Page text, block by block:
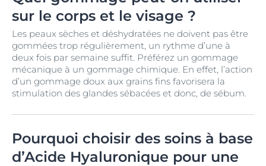
sur le corps et le visage ?
Les peaux sèches et déshydratées ne doivent pas être
gommées trop régulièrement, un rythme d’une à
deux fois par semaine suffit. Préférez un gommage
mécanique à un gommage chimique. En effet, l’action
d’un gommage doux aux grains fins favorisera la
stimulation des glandes sébacées et donc, de sébum.
Pourquoi choisir des soins à base
d’Acide Hyaluronique pour une